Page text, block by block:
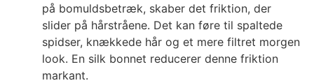
på bomuldsbetræk, skaber det friktion, der
slider på hårstråene. Det kan føre til spaltede
spidser, knækkede hår og et mere filtret morgen
look. En silk bonnet reducerer denne friktion
markant.